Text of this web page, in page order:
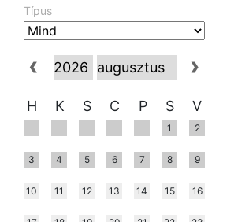
Típus
H K S C P S V
1 2
3 4 5 6 7 8 9
10 11 12 13 14 15 16